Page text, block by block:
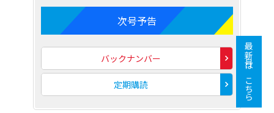
次号予告
バックナンバー
定期購読 最新号はこちら